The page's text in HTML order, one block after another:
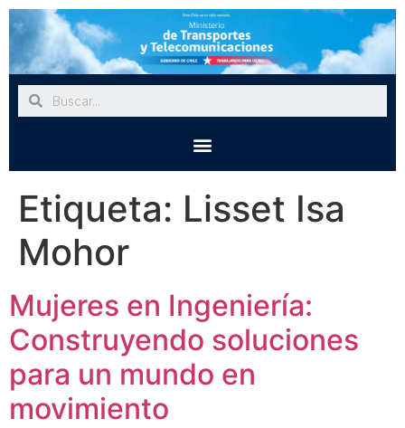
Etiqueta: Lisset Isa
Mohor
Mujeres en Ingeniería:
Construyendo soluciones
para un mundo en
movimiento